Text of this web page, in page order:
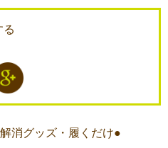
る
消グッズ・履くだけ●